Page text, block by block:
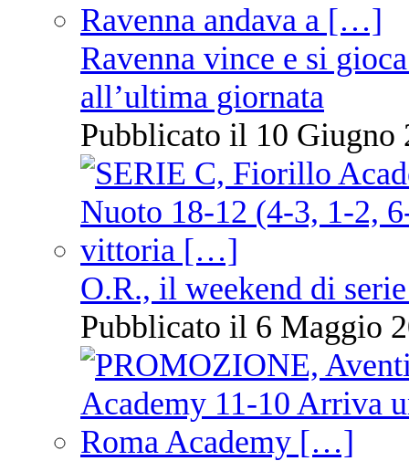
Ravenna vince e si
all’ultima giornata
Pubblicato il 10 Giugno
O.R., il weekend di
Pubblicato il 6 Maggio